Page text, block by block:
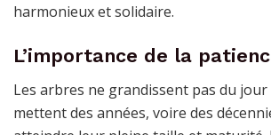
harmonieux et solidaire.
L’importance de la
Les arbres ne grandissent pas du jour
mettent des années, voire des